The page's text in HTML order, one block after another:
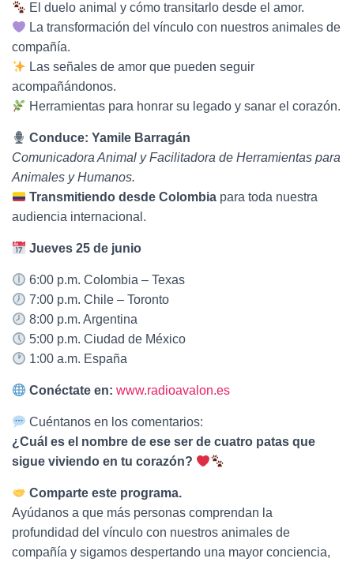
El duelo animal y cómo transitarlo desde el amor.
La transformación del vínculo con nuestros animales de
compañía.
Las señales de amor que pueden seguir
acompañándonos.
Herramientas para honrar su legado y sanar el corazón.
Conduce: Yamile Barragán
Comunicadora Animal y Facilitadora de Herramientas para
Animales y Humanos.
Transmitiendo desde Colombia para toda nuestra
audiencia internacional.
Jueves 25 de junio
6:00 p.m. Colombia – Texas
7:00 p.m. Chile – Toronto
8:00 p.m. Argentina
5:00 p.m. Ciudad de México
1:00 a.m. España
Conéctate en: www.radioavalon.es
Cuéntanos en los comentarios:
¿Cuál es el nombre de ese ser de cuatro patas que
sigue viviendo en tu corazón?
Comparte este programa.
Ayúdanos a que más personas comprendan la
profundidad del vínculo con nuestros animales de
compañía y sigamos despertando una mayor conciencia,